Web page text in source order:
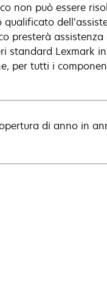
non può essere
presterà assistenza
standard Lexmark
per tutti i
di anno in